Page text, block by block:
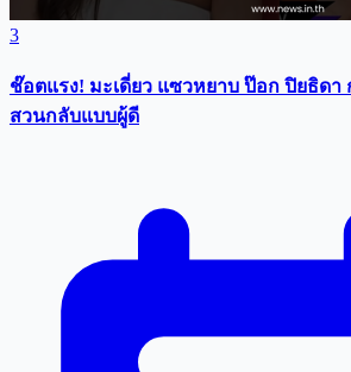
3
ช๊อตแรง! มะเดี่ยว แซวหยาบ ป๊อก ปิยธิดา
สวนกลับแบบผู้ดี